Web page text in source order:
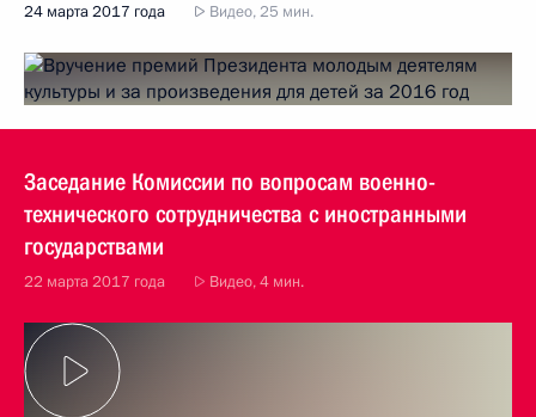
24 марта 2017 года Видео, 25 мин.
Заседание Комиссии по вопросам военно-
технического сотрудничества с иностранными
государствами
22 марта 2017 года Видео, 4 мин.